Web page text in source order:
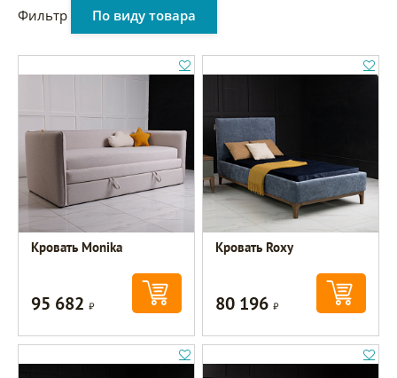
Фильтр По виду товара
Кровать Monika
95 682Р
Кровать Roxy
80 196Р